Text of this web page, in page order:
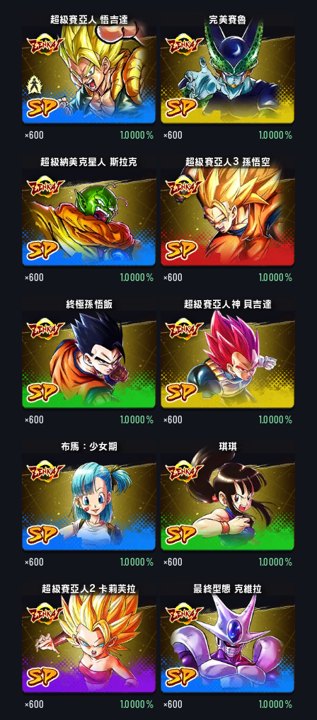
超級賽亞人 悟吉達
×600 1.0000%
完美賽魯
×600 1.0000%
超級納美克星人 斯拉克
×600 1.0000%
超級賽亞人3 孫悟空
×600 1.0000%
終極孫悟飯
×600 1.0000%
超級賽亞人神 貝吉達
×600 1.0000%
布馬：少女期
×600 1.0000%
琪琪
×600 1.0000%
超級賽亞人2 卡莉芙拉
×600 1.0000%
最終型態 克維拉
×600 1.0000%